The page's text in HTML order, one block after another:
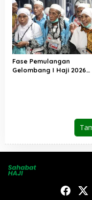
Fase Pemulangan
Gelombang I Haji 2026